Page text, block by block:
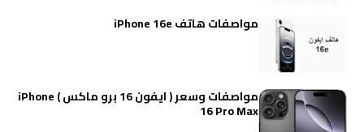
مواصفات هاتف iPhone 16e
مواصفات وسعر ( ايفون 16 برو ماكس ) iPhone
16 Pro Max